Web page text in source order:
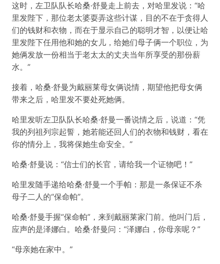
这时，左卫队队长哈桑·舒曼走上前去，对哈里发说：“哈
里发陛下，那位老太婆耍弄这些计谋，目的不在于贪得人
们的钱财和衣物，而在于显示自己的聪明才智，以便让哈
里发陛下任用他和她的女儿，给她们母子俩一个职位，为
她俩发放一份相当于老太太的丈夫当年所享受的那份薪
水。”
接着，哈桑·舒曼为戴丽莱母女俩说情，期望他把母女俩
带来之后，哈里发不要处死她俩。
哈里发听左卫队队长哈桑·舒曼一番说情之后，说道：“凭
我的列祖列宗起誓，她若能还回人们的衣物和钱财，看在
你的情分上，我将保她生命安全。”
哈桑·舒曼说：“信士们的长官，请给我一个证物吧！”
哈里发随手递给哈桑·舒曼一个手帕：那是一条保证不杀
母子二人的“保命帕”。
哈桑·舒曼手握“保命帕”，来到戴丽莱家门前。他叫门后，
应声的是泽娜白。哈桑·舒曼问：“泽娜白，你母亲呢？”
“母亲她在家中。”